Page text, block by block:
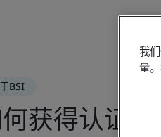
BSI
获得认证
我
量